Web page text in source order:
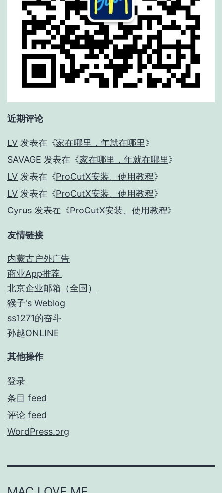
近期评论
LV 发表在《家在哪里，年就在哪里》
SAVAGE 发表在《家在哪里，年就在哪里》
LV 发表在《ProCutX安装、使用教程》
LV 发表在《ProCutX安装、使用教程》
Cyrus 发表在《ProCutX安装、使用教程》
友情链接
内蒙古户外广告
商业App推荐
北京企业邮箱（全国）
猴子's Weblog
ss1271的奋斗
孙越ONLINE
其他操作
登录
条目 feed
评论 feed
WordPress.org